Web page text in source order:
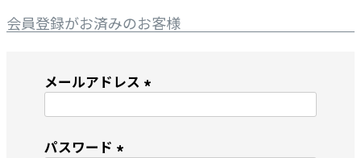
会員登録がお済みのお客様
メールアドレス
パスワード